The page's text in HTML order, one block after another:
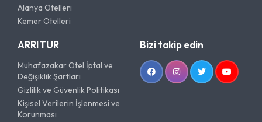
Alanya Otelleri
Kemer Otelleri
ARRITUR
Muhafazakar Otel İptal ve
Değişiklik Şartları
Gizlilik ve Güvenlik Politikası
Kişisel Verilerin İşlenmesi ve
Korunması
Bizi takip edin